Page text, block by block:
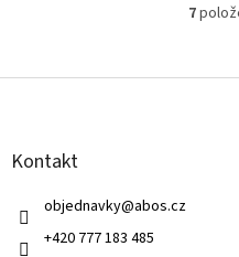
7
Kontakt
objednavky@abos.cz
+420 777 183 485